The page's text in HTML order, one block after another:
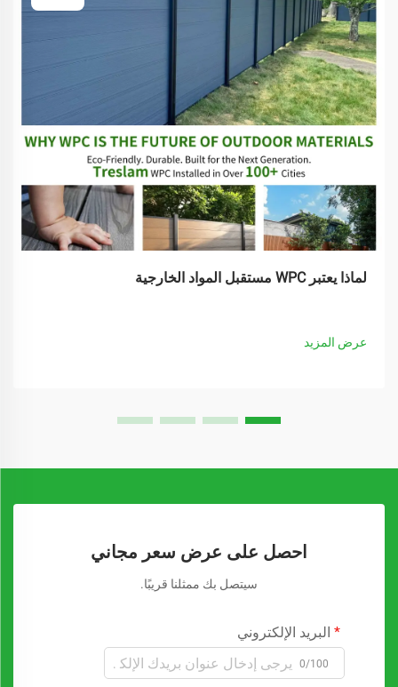
لماذا يعتبر WPC مستقبل المواد الخارجية
عرض المزيد
احصل على عرض سعر مجاني
سيتصل بك ممثلنا قريبًا.
البريد الإلكتروني
0/100